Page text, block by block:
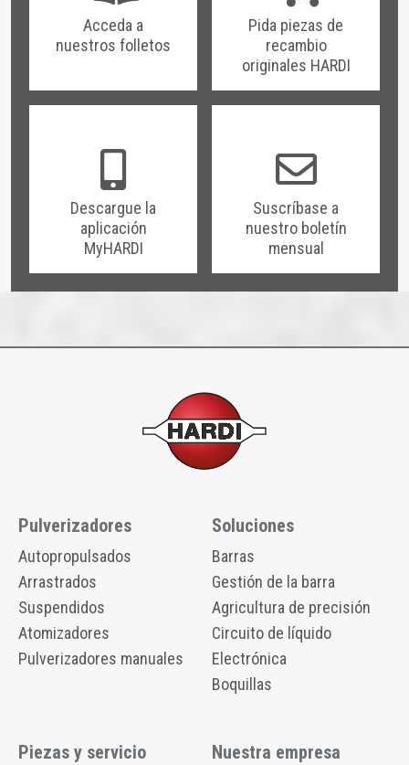
Acceda a
nuestros folletos
Pida piezas de
recambio
originales HARDI
Descargue la
aplicación
MyHARDI
Suscríbase a
nuestro boletín
mensual
Pulverizadores
Autopropulsados
Arrastrados
Suspendidos
Atomizadores
Pulverizadores manuales
Soluciones
Barras
Gestión de la barra
Agricultura de precisión
Circuito de líquido
Electrónica
Boquillas
Piezas y servicio Nuestra empresa